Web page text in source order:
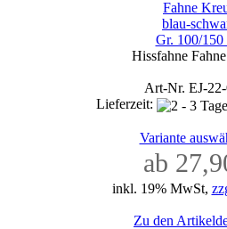
Fahne
blau-
Gr. 100/150
Hissfahne
Art-Nr. EJ-
Lieferzeit:
Variante
ab
inkl. 19% MwSt,
Zu den